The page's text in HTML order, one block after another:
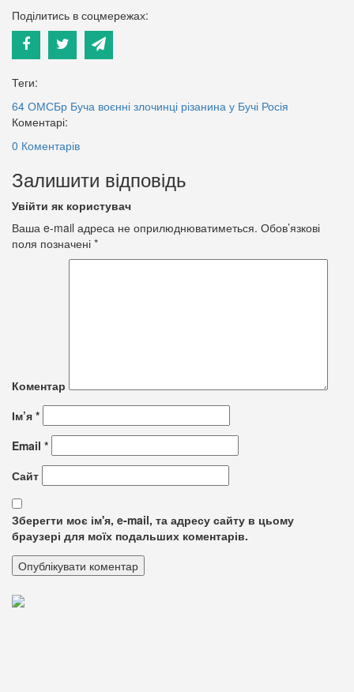
Поділитись в соцмережах:
Теги:
64 ОМСБр Буча воєнні злочинці різанина у Бучі Росія
Коментарі:
0 Коментарів
Залишити відповідь
Увійти як користувач
Ваша e-mail адреса не оприлюднюватиметься. Обов’язкові
поля позначені *
Коментар
Ім’я *
Email *
Сайт
Зберегти моє ім'я, e-mail, та адресу сайту в цьому
браузері для моїх подальших коментарів.